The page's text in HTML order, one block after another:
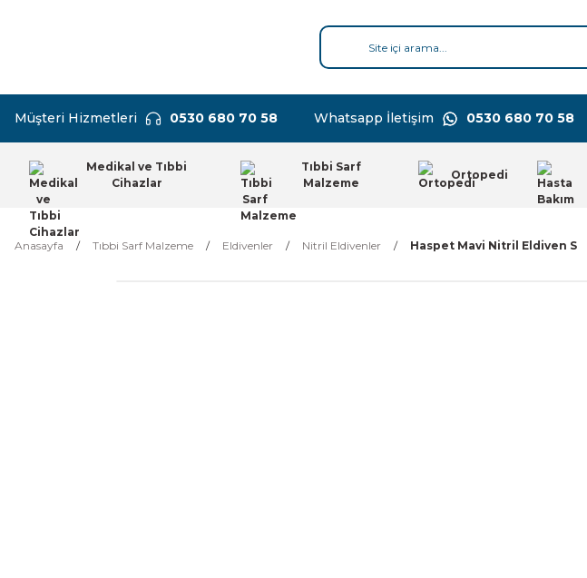
Müşteri Hizmetleri 0530 680 70 58 Whatsapp İletişim 0530 680 70 58
Medikal ve Tıbbi
Cihazlar
Tıbbi Sarf
Malzeme
Ortopedi
Anasayfa Tıbbi Sarf Malzeme Eldivenler Nitril Eldivenler Haspet Mavi Nitril Eldiven S